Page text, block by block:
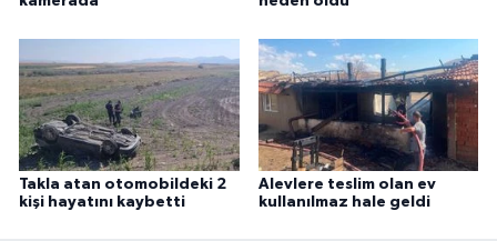
Takla atan otomobildeki 2
kişi hayatını kaybetti
Alevlere teslim olan ev
kullanılmaz hale geldi